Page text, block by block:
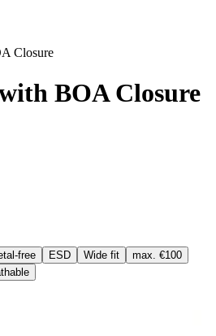
Closure
BOA Closure
free ESD Wide fit
max. €100